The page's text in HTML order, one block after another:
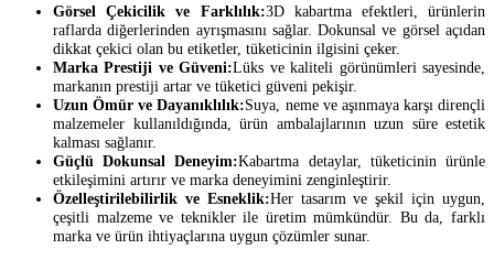
Görsel Çekicilik ve Farklılık:3D kabartma efektleri, ürünlerin
raflarda diğerlerinden ayrışmasını sağlar. Dokunsal ve görsel açıdan
dikkat çekici olan bu etiketler, tüketicinin ilgisini çeker.
Marka Prestiji ve Güveni:Lüks ve kaliteli görünümleri sayesinde,
markanın prestiji artar ve tüketici güveni pekişir.
Uzun Ömür ve Dayanıklılık:Suya, neme ve aşınmaya karşı dirençli
malzemeler kullanıldığında, ürün ambalajlarının uzun süre estetik
kalması sağlanır.
Güçlü Dokunsal Deneyim:Kabartma detaylar, tüketicinin ürünle
etkileşimini artırır ve marka deneyimini zenginleştirir.
Özelleştirilebilirlik ve Esneklik:Her tasarım ve şekil için uygun,
çeşitli malzeme ve teknikler ile üretim mümkündür. Bu da, farklı
marka ve ürün ihtiyaçlarına uygun çözümler sunar.